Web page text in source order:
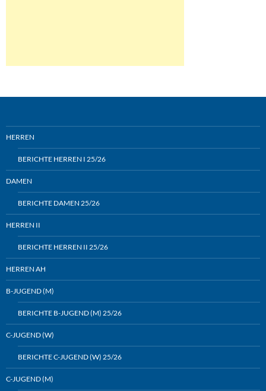
HERREN
BERICHTE HERREN I 25/26
DAMEN
BERICHTE DAMEN 25/26
HERREN II
BERICHTE HERREN II 25/26
HERREN AH
B-JUGEND (M)
BERICHTE B-JUGEND (M) 25/26
C-JUGEND (W)
BERICHTE C-JUGEND (W) 25/26
C-JUGEND (M)